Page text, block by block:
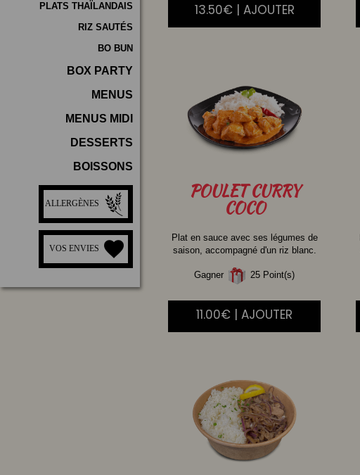
PLATS THAÏLANDAIS
RIZ SAUTÉS
BO BUN
BOX PARTY
MENUS
MENUS MIDI
DESSERTS
BOISSONS
ALLERGÈNES
VOS ENVIES
13.50€ | AJOUTER
POULETCURRY
COCO
Plat en sauce avec ses légumes de
saison, accompagné d'un riz blanc.
Gagner 25 Point(s)
11.00€ | AJOUTER